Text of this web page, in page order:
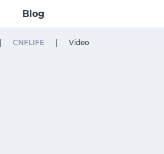
Blog
CNFLIFE Video